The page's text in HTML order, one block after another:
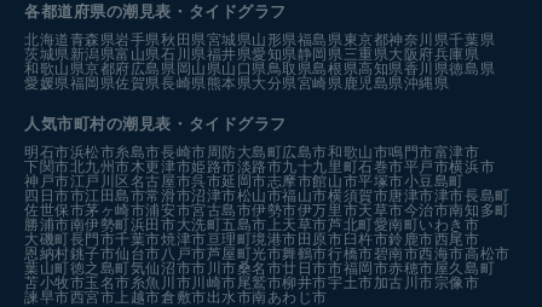
各都道府県の潮見表 ・タイドグラフ
北海道青森県岩手県秋田県宮城県山形県福島県 東京都神奈川県千葉県
茨城県 新潟県富山県石川県福井県愛知県静岡県 三重県大阪府兵庫県
和歌山県京都府広島県 岡山県山口県 鳥取県島根県高知県香川県徳島県
愛媛県福岡県佐賀県長崎県 熊本県大分県宮崎県 鹿児島県沖縄県
人気市町村の潮見表・タイドグラフ
明石市浜松市糸島市長崎市 周防大島町広島市和歌山市鳴門市富津市
下関市北九州市木更津市姫路市淡路市九十九里町石巻市平戸市横浜市
神戸市江戸川区名古屋市呉市延岡市志摩市館山市平塚市小豆島町
四日市市江田島市常滑市沼津市松山市福山市横須賀市唐津市津市長島町
佐世保市茅ヶ崎市浦安市宮古島市伊勢市伊万里市天草市今治市南知多町
勝浦市南伊勢町浜田市大洗町五島市 上天草市芦北町愛南町いわき市
大磯町長門市千葉市焼津市亘理町境港市田原市臼杵市鈴鹿市西尾市
恩納村銚子市仙台市 八戸市芦屋町光市舞鶴市行橋市碧南市西海市高松市
葉山町徳之島町気仙沼市市川市桑名市廿日市市福岡市赤穂市屋久島町
苫小牧市玉名市糸魚川市 川崎市尾鷲市柳井市宇土市加古川市宗像市
諫早市西宮市 上越市倉敷市出水市南あわじ市